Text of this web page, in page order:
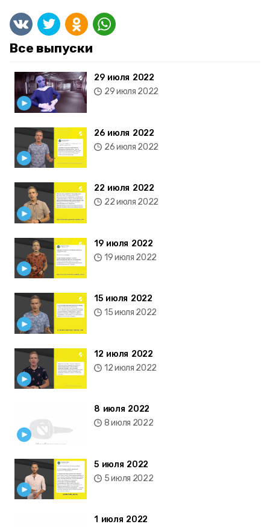
Все выпуски
29 июля 2022
29 июля 2022
26 июля 2022
26 июля 2022
22 июля 2022
22 июля 2022
19 июля 2022
19 июля 2022
15 июля 2022
15 июля 2022
12 июля 2022
12 июля 2022
8 июля 2022
8 июля 2022
5 июля 2022
5 июля 2022
1 июля 2022